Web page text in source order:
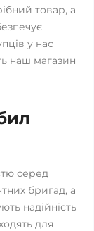
товар, а
у нас
наш магазин
серед
бригад, а
надійність
для